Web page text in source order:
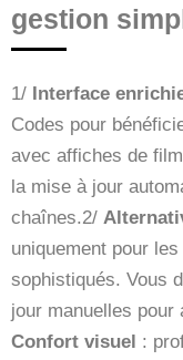
gestion
1/ Interface
Codes pour
avec affiches de
la mise à jour
chaînes.2/
uniquement pour
sophistiqués. Vous
jour manuelles
Confort visuel :